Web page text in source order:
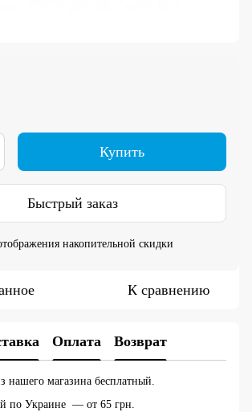
Купить
Быстрый заказ
накопительной скидки
К сравнению
Оплата Возврат
нашего магазина бесплатный.
по Украине — от 65 грн.